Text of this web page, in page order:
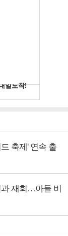
축제' 연속 출
과 재회…아들 비